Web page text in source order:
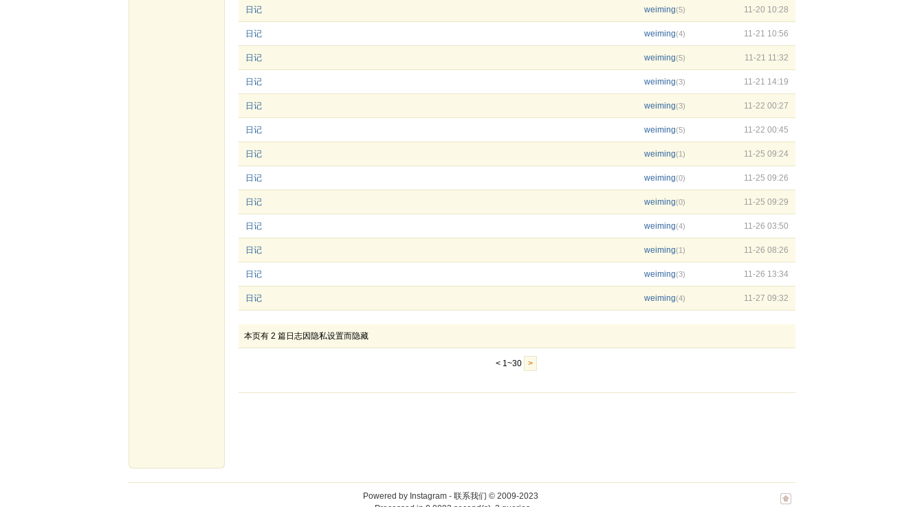
日记 weiming(5) 11-20 10:28
日记 weiming(4) 11-21 10:56
日记 weiming(5) 11-21 11:32
日记 weiming(3) 11-21 14:19
日记 weiming(3) 11-22 00:27
日记 weiming(5) 11-22 00:45
日记 weiming(1) 11-25 09:24
日记 weiming(0) 11-25 09:26
日记 weiming(0) 11-25 09:29
日记 weiming(4) 11-26 03:50
日记 weiming(1) 11-26 08:26
日记 weiming(3) 11-26 13:34
日记 weiming(4) 11-27 09:32
本页有 2 篇日志因隐私设置而隐藏
< 1~30 >
Powered by Instagram- 联系我们 © 2009-2023